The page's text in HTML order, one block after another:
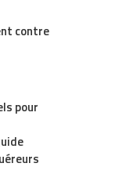
contre
pour